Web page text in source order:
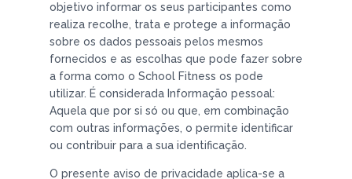
objetivo informar os seus participantes como
realiza recolhe, trata e protege a informação
sobre os dados pessoais pelos mesmos
fornecidos e as escolhas que pode fazer sobre
a forma como o School Fitness os pode
utilizar. É considerada Informação pessoal:
Aquela que por si só ou que, em combinação
com outras informações, o permite identificar
ou contribuir para a sua identificação.
O presente aviso de privacidade aplica-se a